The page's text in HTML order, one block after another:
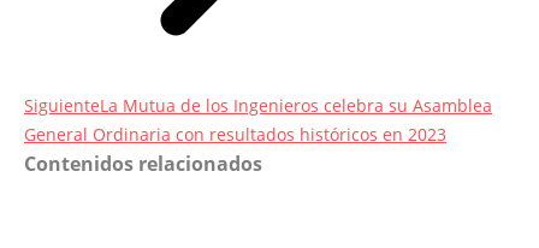
SiguienteEntrada
siguiente:
La Mutua de los Ingenieros celebra su Asamblea
General Ordinaria con resultados históricos en 2023
Contenidos relacionados